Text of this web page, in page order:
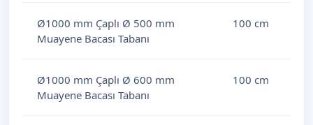
Ø1000 mm Çaplı Ø 500 mm
Muayene Bacası Tabanı
100 cm
Ø1000 mm Çaplı Ø 600 mm
Muayene Bacası Tabanı
100 cm